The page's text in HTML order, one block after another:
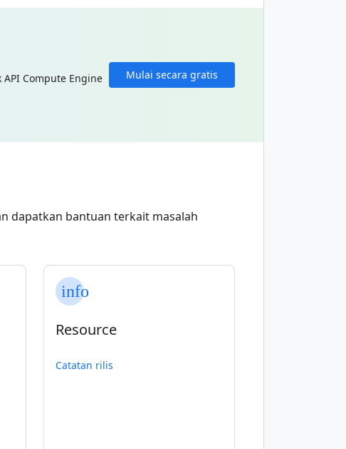
Mulai secara gratis
Compute Engine
dapatkan bantuan terkait masalah
info
Resource
Catatan rilis